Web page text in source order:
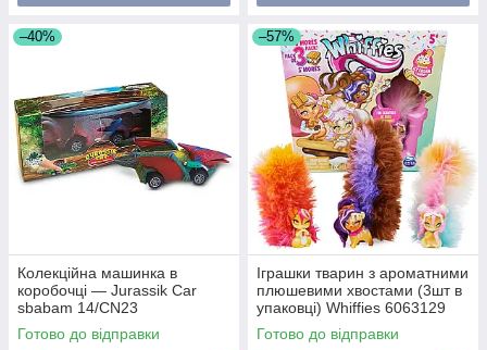
–40%
Колекційна машинка в
коробочці — Jurassik Car
sbabam 14/CN23
Готово до відправки
–57%
Іграшки тварин з ароматними
плюшевими хвостами (3шт в
упаковці) Whiffies 6063129
Spin Master
Готово до відправки